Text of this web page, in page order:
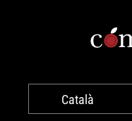
Català